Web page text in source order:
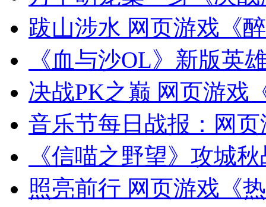
跋山涉水 网页游戏《
《血与沙OL》新版英
决战PK之巅 网页游戏
音乐节每日战报：网
《信喵之野望》攻城
照亮前行 网页游戏《